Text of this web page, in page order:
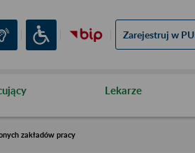
Zarejestruj w
Lekarze
zakładów pracy